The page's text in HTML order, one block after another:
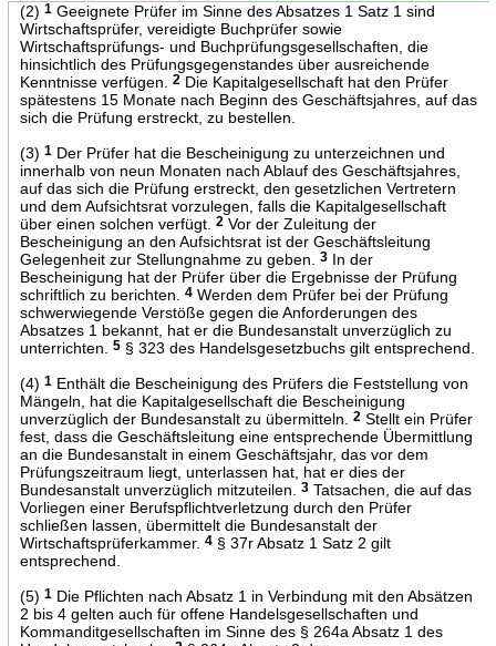
(2) 1Geeignete Prüfer im Sinne des Absatzes 1 Satz 1 sind
Wirtschaftsprüfer, vereidigte Buchprüfer sowie
Wirtschaftsprüfungs- und Buchprüfungsgesellschaften, die
hinsichtlich des Prüfungsgegenstandes über ausreichende
Kenntnisse verfügen.
2Die Kapitalgesellschaft hat den Prüfer
spätestens 15 Monate nach Beginn des Geschäftsjahres, auf das
sich die Prüfung erstreckt, zu bestellen.
(3) 1Der Prüfer hat die Bescheinigung zu unterzeichnen und
innerhalb von neun Monaten nach Ablauf des Geschäftsjahres,
auf das sich die Prüfung erstreckt, den gesetzlichen Vertretern
und dem Aufsichtsrat vorzulegen, falls die Kapitalgesellschaft
über einen solchen verfügt.
2Vor der Zuleitung der
Bescheinigung an den Aufsichtsrat ist der Geschäftsleitung
Gelegenheit zur Stellungnahme zu geben.
3In der
Bescheinigung hat der Prüfer über die Ergebnisse der Prüfung
schriftlich zu berichten.
4Werden dem Prüfer bei der Prüfung
schwerwiegende Verstöße gegen die Anforderungen des
Absatzes 1 bekannt, hat er die Bundesanstalt unverzüglich zu
unterrichten.
5§ 323 des Handelsgesetzbuchs gilt entsprechend.
(4) 1Enthält die Bescheinigung des Prüfers die Feststellung von
Mängeln, hat die Kapitalgesellschaft die Bescheinigung
unverzüglich der Bundesanstalt zu übermitteln.
2Stellt ein Prüfer
fest, dass die Geschäftsleitung eine entsprechende Übermittlung
an die Bundesanstalt in einem Geschäftsjahr, das vor dem
Prüfungszeitraum liegt, unterlassen hat, hat er dies der
Bundesanstalt unverzüglich mitzuteilen.
3Tatsachen, die auf das
Vorliegen einer Berufspflichtverletzung durch den Prüfer
schließen lassen, übermittelt die Bundesanstalt der
Wirtschaftsprüferkammer. 4§ 37r Absatz 1 Satz 2 gilt
entsprechend.
(5) 1Die Pflichten nach Absatz 1 in Verbindung mit den Absätzen
2 bis 4 gelten auch für offene Handelsgesellschaften und
Kommanditgesellschaften im Sinne des § 264a Absatz 1 des